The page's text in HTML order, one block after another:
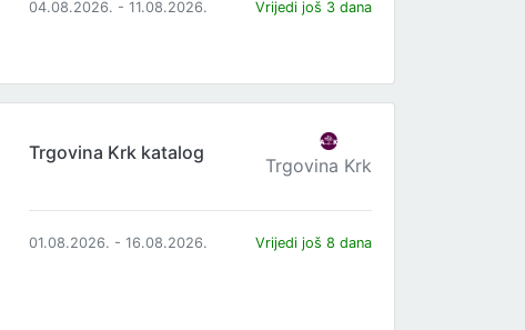
04.08.2026. - 11.08.2026. Vrijedi još 3 dana
Trgovina Krk katalog
Trgovina Krk
01.08.2026. - 16.08.2026. Vrijedi još 8 dana